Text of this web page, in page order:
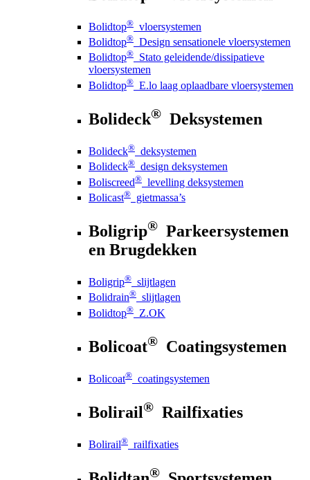
Bolidtop® vloersystemen
Bolidtop® Design sensationele vloersystemen
Bolidtop® Stato geleidende/dissipatieve
vloersystemen
Bolidtop® E.lo laag oplaadbare vloersystemen
Bolideck® Deksystemen
Bolideck® deksystemen
Bolideck® design deksystemen
Boliscreed® levelling deksystemen
Bolicast® gietmassa’s
Boligrip® Parkeersystemen
en Brugdekken
Boligrip® slijtlagen
Bolidrain® slijtlagen
Bolidtop® Z.OK
Bolicoat® Coatingsystemen
Bolicoat® coatingsystemen
Bolirail® Railfixaties
Bolirail® railfixaties
®